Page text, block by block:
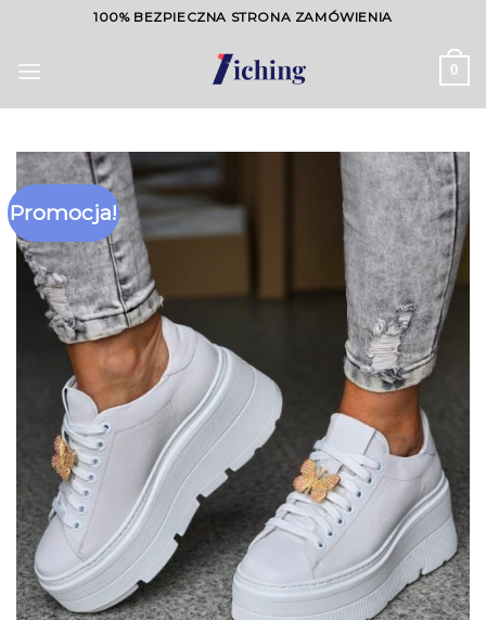
content
100% BEZPIECZNA STRONA ZAMÓWIENIA
0
Promocja!